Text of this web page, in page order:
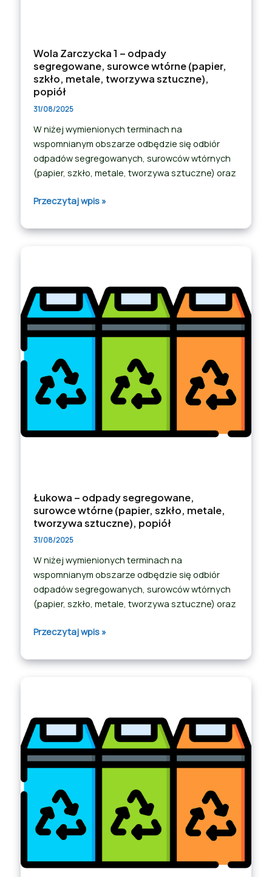
Wola Zarczycka 1 – odpady
segregowane, surowce wtórne (papier,
szkło, metale, tworzywa sztuczne),
popiół
31/08/2025
W niżej wymienionych terminach na
wspomnianym obszarze odbędzie się odbiór
odpadów segregowanych, surowców wtórnych
(papier, szkło, metale, tworzywa sztuczne) oraz
Przeczytaj wpis »
Łukowa – odpady segregowane,
surowce wtórne (papier, szkło, metale,
tworzywa sztuczne), popiół
31/08/2025
W niżej wymienionych terminach na
wspomnianym obszarze odbędzie się odbiór
odpadów segregowanych, surowców wtórnych
(papier, szkło, metale, tworzywa sztuczne) oraz
Przeczytaj wpis »